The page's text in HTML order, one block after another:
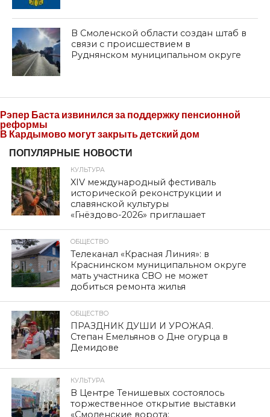
В Смоленской области создан штаб в
связи с происшествием в
Руднянском муниципальном округе
Рэпер Баста извинился за поддержку пенсионной
реформы
В Кардымово могут закрыть детский дом
ПОПУЛЯРНЫЕ НОВОСТИ
КУЛЬТУРА
XIV международный фестиваль
исторической реконструкции и
славянской культуры
«Гнёздово-2026» приглашает
ОБЩЕСТВО
Телеканал «Красная Линия»: в
Краснинском муниципальном округе
мать участника СВО не может
добиться ремонта жилья
ОБЩЕСТВО
ПРАЗДНИК ДУШИ И УРОЖАЯ.
Степан Емельянов о Дне огурца в
Демидове
КУЛЬТУРА
В Центре Тенишевых состоялось
торжественное открытие выставки
«Смоленские ворота: